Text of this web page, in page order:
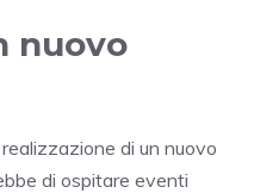
nuovo
di un nuovo
di ospitare eventi